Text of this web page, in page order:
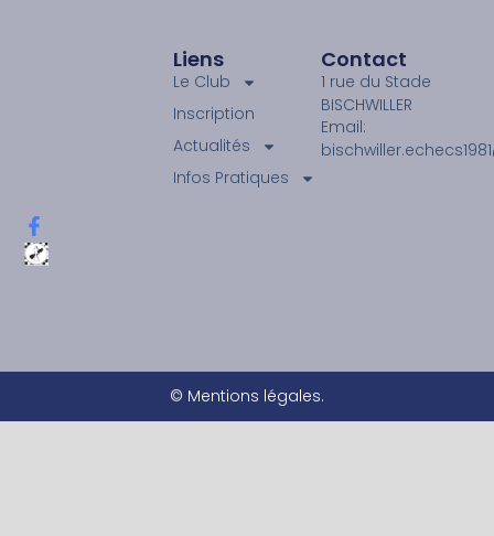
Liens
Le Club
Inscription
Actualités
Infos Pratiques
Contact
1 rue du Stade
BISCHWILLER
Email:
© Mentions légales.